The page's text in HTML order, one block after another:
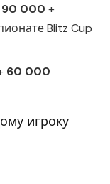
90 000 +
Blitz Cup
60 000
игроку